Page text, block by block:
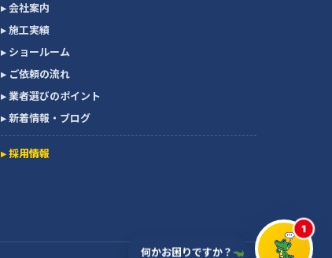
▸ 会社案内
▸ 施工実績
▸ ショールーム
▸ ご依頼の流れ
▸ 業者選びのポイント
▸ 新着情報・ブログ
▸ 採用情報
何かお困りですか？
1
AIワニくん